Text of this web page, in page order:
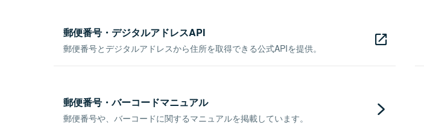
郵便番号・デジタルアドレスAPI
郵便番号とデジタルアドレスから住所を取得できる公式APIを提供。
郵便番号・バーコードマニュアル
郵便番号や、バーコードに関するマニュアルを掲載しています。